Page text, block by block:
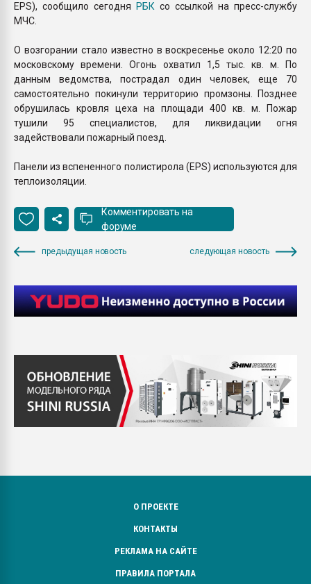
EPS), сообщило сегодня
РБК со ссылкой на пресс-службу
МЧС.
О возгорании стало известно в воскресенье около 12:20 по
московскому времени. Огонь охватил 1,5 тыс. кв. м. По
данным ведомства, пострадал один человек, еще 70
самостоятельно покинули территорию промзоны. Позднее
обрушилась кровля цеха на площади 400 кв. м. Пожар
тушили 95 специалистов, для ликвидации огня
задействовали пожарный поезд.
Панели из вспененного полистирола (EPS) используются для
теплоизоляции.
Комментировать на
форуме
предыдущая новость следующая новость
О ПРОЕКТЕ
КОНТАКТЫ
РЕКЛАМА НА САЙТЕ
ПРАВИЛА ПОРТАЛА